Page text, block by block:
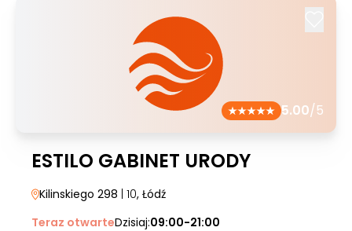
5.00/5
ESTILO GABINET URODY
Kilinskiego 298 | 10, Łódź
Teraz otwarteDzisiaj:09:00-21:00